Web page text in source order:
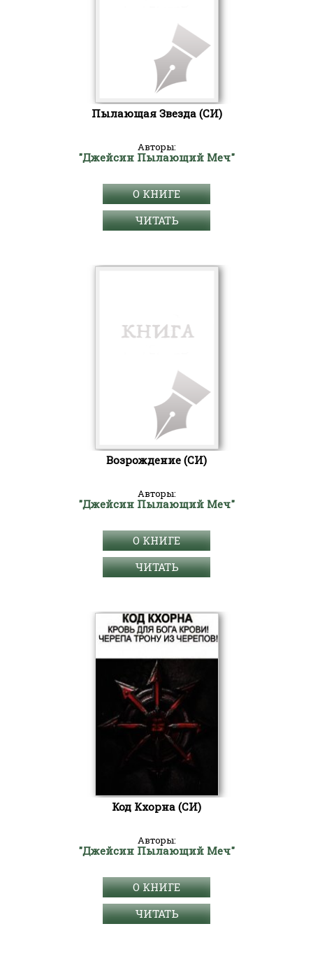
Пылающая Звезда (СИ)
Авторы:
"Джейсин Пылающий Меч"
О КНИГЕ
ЧИТАТЬ
Возрождение (СИ)
Авторы:
"Джейсин Пылающий Меч"
О КНИГЕ
ЧИТАТЬ
Код Кхорна (СИ)
Авторы:
"Джейсин Пылающий Меч"
О КНИГЕ
ЧИТАТЬ